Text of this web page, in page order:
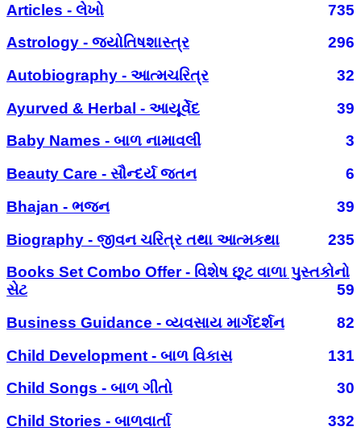
Articles - લેખો
735
Astrology - જ્યોતિષશાસ્ત્ર
296
Autobiography - આત્મચરિત્ર
32
Ayurved & Herbal - આયૂર્વેદ
39
Baby Names - બાળ નામાવલી
3
Beauty Care - સૌન્દર્ય જતન
6
Bhajan - ભજન
39
Biography - જીવન ચરિત્ર તથા આત્મકથા
235
Books Set Combo Offer - વિશેષ છૂટ વાળા પુસ્તકોનો
સેટ
59
Business Guidance - વ્યવસાય માર્ગદર્શન
82
Child Development - બાળ વિકાસ
131
Child Songs - બાળ ગીતો
30
Child Stories - બાળવાર્તા
332